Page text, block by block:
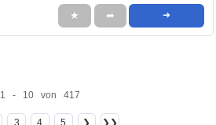
★ ➦ ➜
1 - 10 von 417
3 4 5 ❯ ❯❯